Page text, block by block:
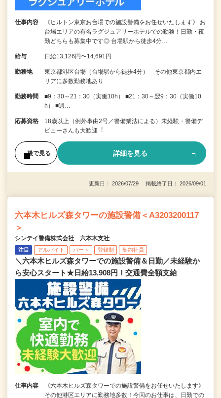
仕事内容
《ヒルトン東京お台場での施設警備をお任せいたします》 お
台場エリアの有名ラグジュアリーホテルでの勤務！日勤・夜
勤どちらも募集中です◎ 台場駅から徒歩4分…
給与 日給13,126円〜14,691円
勤務地
東京都港区台場（台場駅から徒歩4分） その他東京都内エ
リアに多数勤務地あり
勤務時間
■9：30～21：30（実働10h） ■21：30～翌9：30（実働10
h） ■週…
応募資格
18歳以上（例外事由2号／警備業法による）未経験・警備デ
ビューさんも⼤歓迎︕
後で見る 詳細を見る
更新日： 2026/07/29 掲載終了日： 2026/09/01
六本木ヒルズ森タワーの施設警備＜A3203200117
＞
シンテイ警備株式会社 六本木支社
注目 アルバイト パート 登録制 契約社員
＼六本木ヒルズ森タワーでの施設警備＆日勤／未経験か
ら安心スタート★日給13,908円！交通費全額支給
仕事内容
《六本木ヒルズ森タワーでの施設警備をお任せいたします》
その他港区エリアに勤務地多数！今回のお仕事は、日勤での